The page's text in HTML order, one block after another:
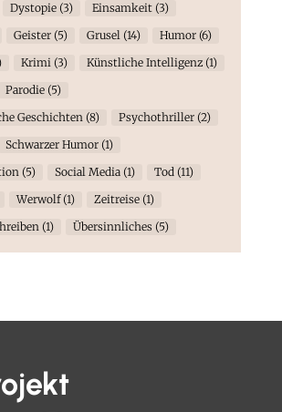
Dystopie(3) Einsamkeit(3)
Geister(5) Grusel(14) Humor(6)
Krimi(3) Künstliche Intelligenz(1)
Parodie(5)
Geschichten(8) Psychothriller(2)
Schwarzer Humor(1)
(5) Social Media(1) Tod(11)
Werwolf(1) Zeitreise(1)
(1) Übersinnliches (5)